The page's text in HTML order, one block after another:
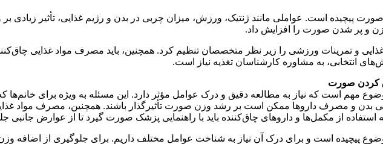
صورت پیچیده است. عواملی مانند ژنتیک، ورزش، میزان چربی در بدن و رژیم غذایی، تأثیر زیادی
و پر شدن صورت را افزایش داد.
غذایی و تمرینات ورزشی را زیر نظر متخصصان تنظیم کرد. همچنین، باید مصرف مواد غذایی
انتخابی، به مشاوره کارشناسان تغذیه نیاز است.
کردن صورت
مهم است که نیاز به مطالعه دقیق و درک عوامل مؤثر دارد. این مسئله به ویژه برای
بدن و مصرف داروها ممکن است بر رشد وزن صورت تأثیرگذار باشند. همچنین، مصرف مواد
از مکمل‌ها و داروهای چاق‌کننده باید با راهنمایی پزشک صورت گیرد تا از عوارض جانبی
پیچیده است و برای درک آن نیاز به شناخت عوامل مختلف داریم. برای جلوگیری از اضافه